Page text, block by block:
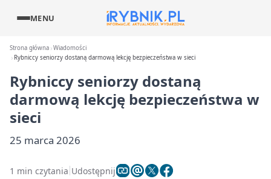
MENU
Strona główna Wiadomości
Rybniccy seniorzy dostaną darmową lekcję bezpieczeństwa w sieci
Rybniccy seniorzy dostaną
darmową lekcję bezpieczeństwa w
sieci
25 marca 2026
1 min czytania Udostępnij